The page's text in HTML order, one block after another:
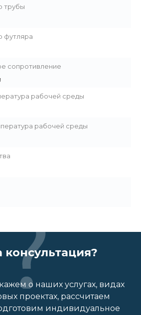
трубы
футляра
сопротивление
рабочей среды
рабочей среды
о наших услугах, видах
проектах, рассчитаем
индивидуальное